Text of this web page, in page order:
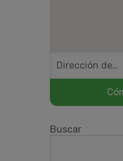
Buscar